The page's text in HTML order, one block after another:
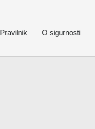
Pravilnik O sigurnosti